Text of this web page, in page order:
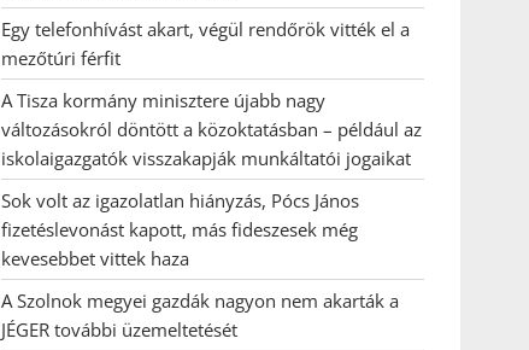
Egy telefonhívást akart, végül rendőrök vitték el a
mezőtúri férfit
A Tisza kormány minisztere újabb nagy
változásokról döntött a közoktatásban – például az
iskolaigazgatók visszakapják munkáltatói jogaikat
Sok volt az igazolatlan hiányzás, Pócs János
fizetéslevonást kapott, más fideszesek még
kevesebbet vittek haza
A Szolnok megyei gazdák nagyon nem akarták a
JÉGER további üzemeltetését